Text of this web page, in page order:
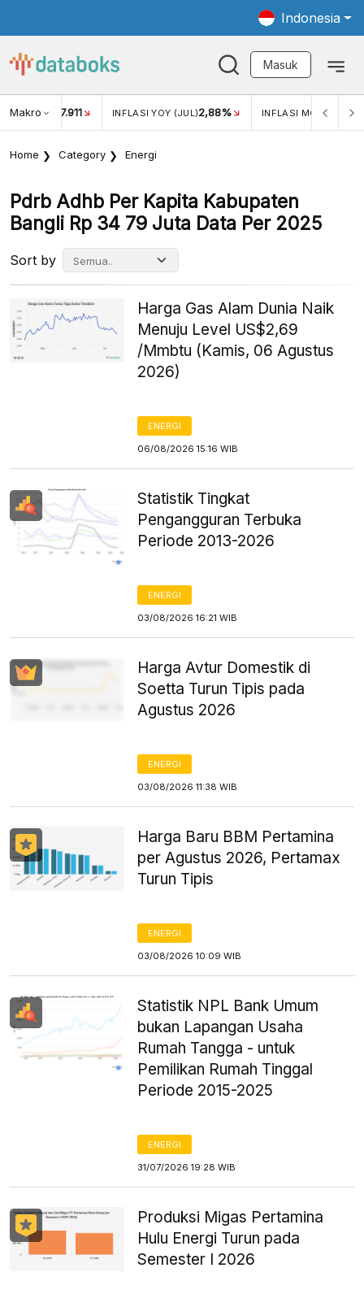
Indonesia
Masuk
Makro
USD/IDR 17.911 INFLASI YOY (JUL)2,88% INFLASI MOM (JUL)-
Home Category Energi
Pdrb Adhb Per Kapita Kabupaten
Bangli Rp 34 79 Juta Data Per 2025
Sort by
Harga Gas Alam Dunia Naik
Menuju Level US$2,69
/Mmbtu (Kamis, 06 Agustus
2026)
ENERGI
06/08/2026 15:16 WIB
Statistik Tingkat
Pengangguran Terbuka
Periode 2013-2026
ENERGI
03/08/2026 16:21 WIB
Harga Avtur Domestik di
Soetta Turun Tipis pada
Agustus 2026
ENERGI
03/08/2026 11:38 WIB
Harga Baru BBM Pertamina
per Agustus 2026, Pertamax
Turun Tipis
ENERGI
03/08/2026 10:09 WIB
Statistik NPL Bank Umum
bukan Lapangan Usaha
Rumah Tangga - untuk
Pemilikan Rumah Tinggal
Periode 2015-2025
ENERGI
31/07/2026 19:28 WIB
Produksi Migas Pertamina
Hulu Energi Turun pada
Semester I 2026